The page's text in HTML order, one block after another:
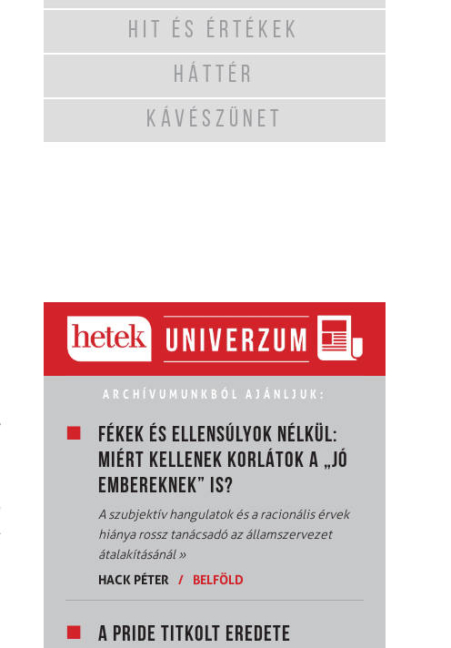
HIT ÉS ÉRTÉKEK
HÁTTÉR
KÁVÉSZÜNET
ARCHÍVUMUNKBÓL AJÁNLJUK:
FÉKEK ÉS ELLENSÚLYOK NÉLKÜL:
MIÉRT KELLENEK KORLÁTOK A „JÓ
EMBEREKNEK” IS?
A szubjektív hangulatok és a racionális érvek
hiánya rossz tanácsadó az államszervezet
átalakításánál»
HACK PÉTER
/ BELFÖLD
A PRIDE TITKOLT EREDETE